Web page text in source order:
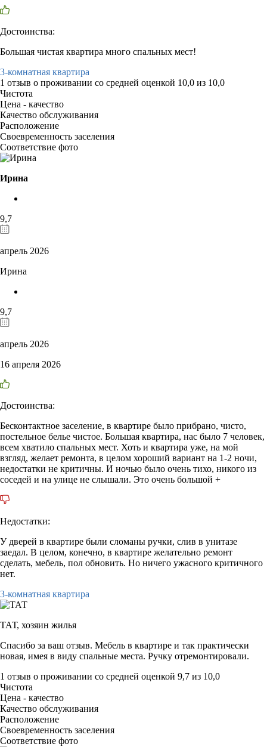
Достоинства:
Большая чистая квартира много спальных мест!
3-комнатная квартира
1 отзыв о проживании со средней оценкой 10,0 из 10,0
Чистота
Цена - качество
Качество обслуживания
Расположение
Своевременность заселения
Соответствие фото
Ирина
9,7
апрель 2026
Ирина
9,7
апрель 2026
16 апреля 2026
Достоинства:
Бесконтактное заселение, в квартире было прибрано, чисто,
постельное белье чистое. Большая квартира, нас было 7 человек,
всем хватило спальных мест. Хоть и квартира уже, на мой
взгляд, желает ремонта, в целом хороший вариант на 1-2 ночи,
недостатки не критичны. И ночью было очень тихо, никого из
соседей и на улице не слышали. Это очень большой +
Недостатки:
У дверей в квартире были сломаны ручки, слив в унитазе
заедал. В целом, конечно, в квартире желательно ремонт
сделать, мебель, пол обновить. Но ничего ужасного критичного
нет.
3-комнатная квартира
ТАТ, хозяин жилья
Спасибо за ваш отзыв. Мебель в квартире и так практически
новая, имея в виду спальные места. Ручку отремонтировали.
1 отзыв о проживании со средней оценкой 9,7 из 10,0
Чистота
Цена - качество
Качество обслуживания
Расположение
Своевременность заселения
Соответствие фото